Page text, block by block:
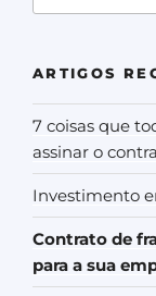
ARTIGOS
7 coisas que
assinar o
Investimento
Contrato de
para a sua